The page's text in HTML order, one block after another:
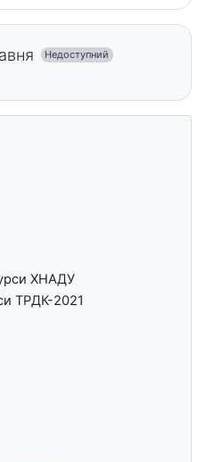
Недоступний
ХНАДУ
ТРДК-2021